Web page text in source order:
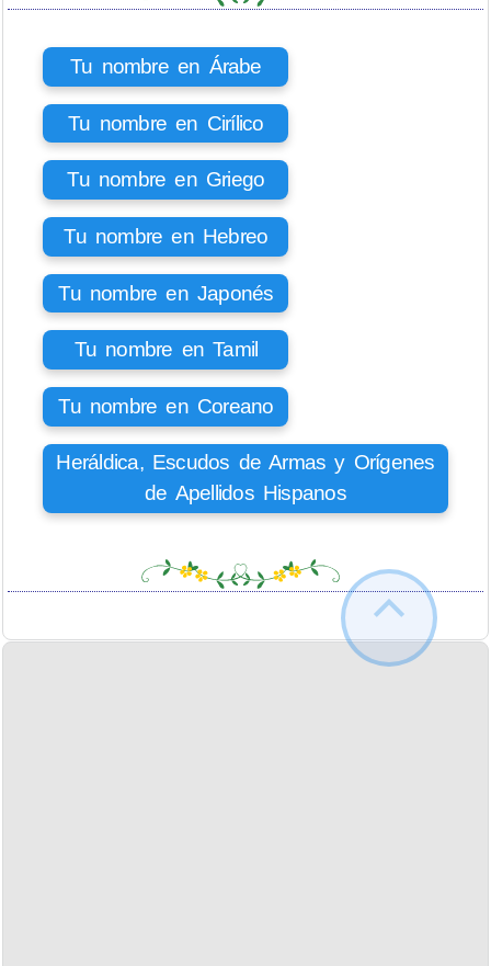
Tu nombre en Árabe
Tu nombre en Cirílico
Tu nombre en Griego
Tu nombre en Hebreo
Tu nombre en Japonés
Tu nombre en Tamil
Tu nombre en Coreano
Heráldica, Escudos de Armas y Orígenes
de Apellidos Hispanos